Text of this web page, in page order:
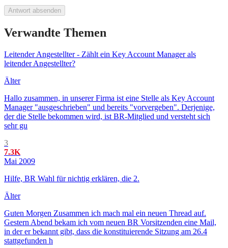
Antwort absenden
Verwandte Themen
Leitender Angestellter - Zählt ein Key Account Manager als
leitender Angestellter?
Älter
Hallo zusammen, in unserer Firma ist eine Stelle als Key Account
Manager "ausgeschrieben" und bereits "vorvergeben". Derjenige,
der die Stelle bekommen wird, ist BR-Mitglied und versteht sich
sehr gu
3
7.3K
Mai 2009
Hilfe, BR Wahl für nichtig erklären, die 2.
Älter
Guten Morgen Zusammen ich mach mal ein neuen Thread auf.
Gestern Abend bekam ich vom neuen BR Vorsitzenden eine Mail,
in der er bekannt gibt, dass die konstituierende Sitzung am 26.4
stattgefunden h